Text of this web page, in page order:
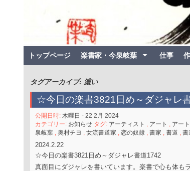
トップページ 楽書家・今泉岐葉 仕事
タグアーカイブ: 濃い
☆今日の楽書3821日め～ダジャレ
公開日時: 木曜日 - 22 2月 2024
カテゴリー: お知らせタグ: アーティスト アート アー
泉岐葉, 奥村チヨ 女流書道家 恋の奴隷 書家 書道 書
2024.2.22
☆今日の楽書3821日め～ダジャレ書道1742
真面目にダジャレを書いています。楽書で心も体も